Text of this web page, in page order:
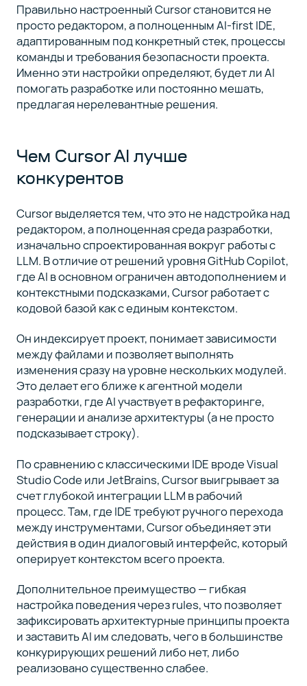
Правильно настроенный Cursor становится не
просто редактором, а полноценным AI-first IDE,
адаптированным под конкретный стек, процессы
команды и требования безопасности проекта.
Именно эти настройки определяют, будет ли AI
помогать разработке или постоянно мешать,
предлагая нерелевантные решения.
Чем Cursor AI лучше
конкурентов
Cursor выделяется тем, что это не надстройка над
редактором, а полноценная среда разработки,
изначально спроектированная вокруг работы с
LLM. В отличие от решений уровня GitHub Copilot,
где AI в основном ограничен автодополнением и
контекстными подсказками, Cursor работает с
кодовой базой как с единым контекстом.
Он индексирует проект, понимает зависимости
между файлами и позволяет выполнять
изменения сразу на уровне нескольких модулей.
Это делает его ближе к агентной модели
разработки, где AI участвует в рефакторинге,
генерации и анализе архитектуры (а не просто
подсказывает строку).
По сравнению с классическими IDE вроде Visual
Studio Code или JetBrains, Cursor выигрывает за
счет глубокой интеграции LLM в рабочий
процесс. Там, где IDE требуют ручного перехода
между инструментами, Cursor объединяет эти
действия в один диалоговый интерфейс, который
оперирует контекстом всего проекта.
Дополнительное преимущество — гибкая
настройка поведения через rules, что позволяет
зафиксировать архитектурные принципы проекта
и заставить AI им следовать, чего в большинстве
конкурирующих решений либо нет, либо
реализовано существенно слабее.